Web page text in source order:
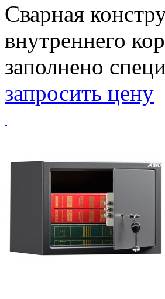
Сварная
внутреннего
заполнено
запросить цену